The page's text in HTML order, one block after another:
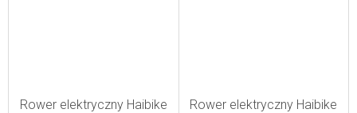
Rower elektryczny Haibike
Rower elektryczny Haibike